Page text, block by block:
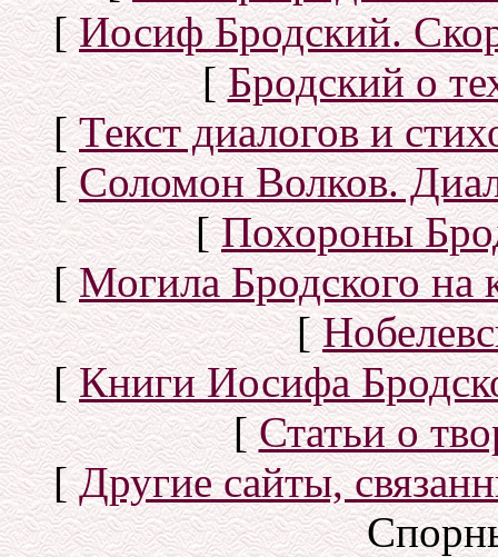
[Иосиф Бродский.
[Бродский о
[Текст диалогов и
[Соломон Волков.
[Похороны
[Могила Бродского
[
[Книги Иосифа
[Статьи о
[Другие сайты,